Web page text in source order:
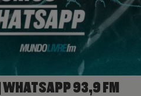
WHATSAPP 93,9 FM